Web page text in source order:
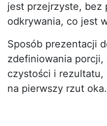
jest przejrzyste, bez
odkrywania, co jest
Sposób prezentacji
zdefiniowania
czystości i
na pierwszy rzut oka.